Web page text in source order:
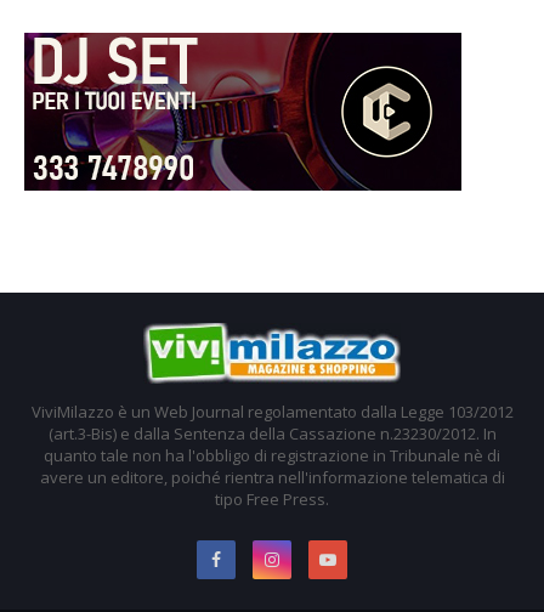
ViviMilazzo è un Web Journal regolamentato dalla Legge 103/2012
(art.3-Bis) e dalla Sentenza della Cassazione n.23230/2012. In
quanto tale non ha l'obbligo di registrazione in Tribunale nè di
avere un editore, poiché rientra nell'informazione telematica di
tipo Free Press.